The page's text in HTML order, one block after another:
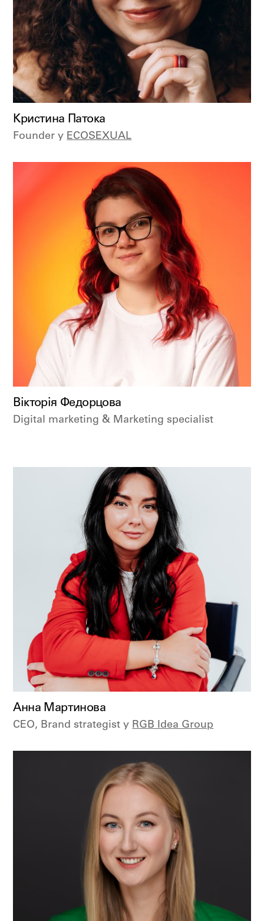
Кристина Патока
Founder у ECOSEXUAL
Вікторія Федорцова
Digital marketing & Marketing specialist
Анна Мартинова
CEO, Brand strategist у RGB Idea Group